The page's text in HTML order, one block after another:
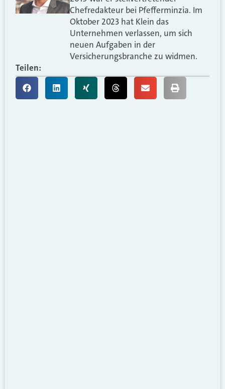
Chefredakteur bei Pfefferminzia. Im
Oktober 2023 hat Klein das
Unternehmen verlassen, um sich
neuen Aufgaben in der
Versicherungsbranche zu widmen.
Teilen: